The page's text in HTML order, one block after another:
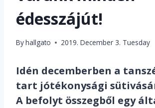
édesszájút!
Byhallgato 2019. December 3. Tuesday
Idén decemberben a
tart jótékonysági
A befolyt összegből egy